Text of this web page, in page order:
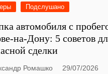
Подслушано
автомобиля с
на-Дону: 5 советов
сделки
Ромашко 29/07/2026